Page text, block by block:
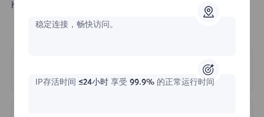
https://api.ip.cc/
快速入门
稳定连接，畅快访问。
IP存活时间 ≤24小时享受 99.9%的正常运行时间